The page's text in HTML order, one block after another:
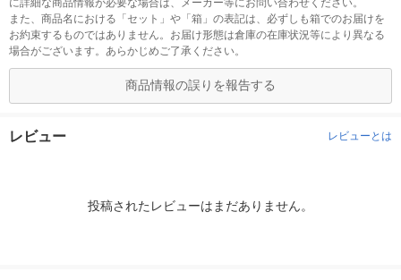
に詳細な商品情報が必要な場合は、メーカー等にお問い合わせください。
また、商品名における「セット」や「箱」の表記は、必ずしも箱でのお届けを
お約束するものではありません。お届け形態は倉庫の在庫状況等により異なる
場合がございます。あらかじめご了承ください。
商品情報の誤りを報告する
レビュー レビューとは
投稿されたレビューはまだありません。